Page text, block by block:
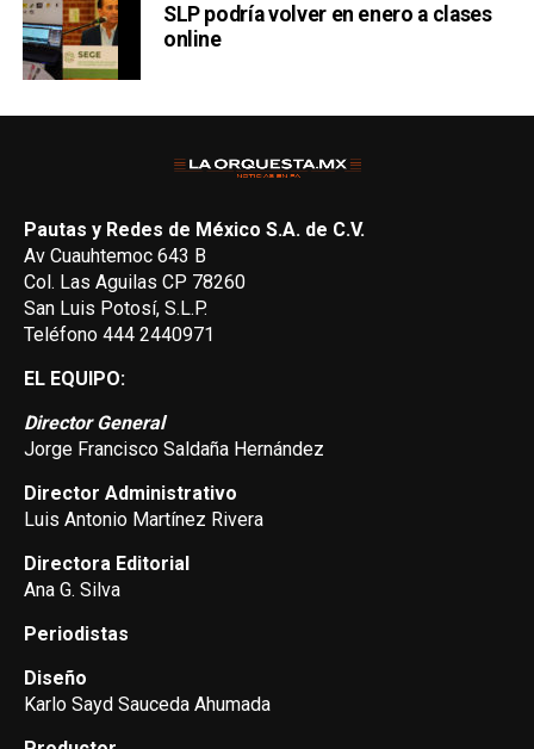
SLP podría volver en enero a clases
online
Pautas y Redes de México S.A. de C.V.
Av Cuauhtemoc 643 B
Col. Las Aguilas CP 78260
San Luis Potosí, S.L.P.
Teléfono 444 2440971
EL EQUIPO:
Director General
Jorge Francisco Saldaña Hernández
Director Administrativo
Luis Antonio Martínez Rivera
Directora Editorial
Ana G. Silva
Periodistas
Diseño
Karlo Sayd Sauceda Ahumada